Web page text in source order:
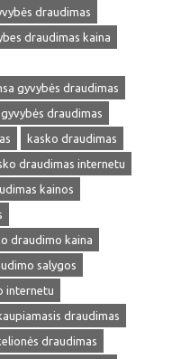
draudimas
draudimas kaina
gyvybės draudimas
draudimas
kasko draudimas
draudimas internetu
kainos
draudimo kaina
salygos
internetu
draudimas
draudimas